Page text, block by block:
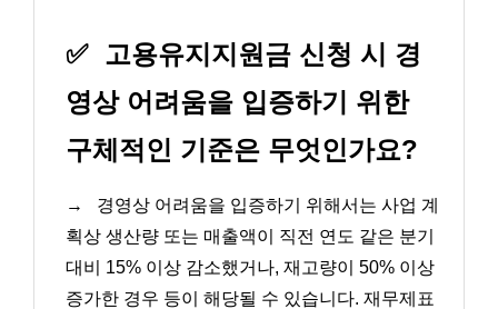
✅ 고용유지지원금 신청 시 경
영상 어려움을 입증하기 위한
구체적인 기준은 무엇인가요?
→
경영상 어려움을 입증하기 위해서는 사업 계
획상 생산량 또는 매출액이 직전 연도 같은 분기
대비 15% 이상 감소했거나, 재고량이 50% 이상
증가한 경우 등이 해당될 수 있습니다. 재무제표